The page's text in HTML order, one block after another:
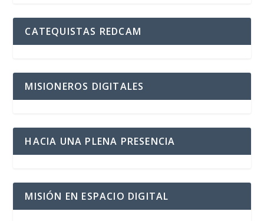
CATEQUISTAS REDCAM
MISIONEROS DIGITALES
HACIA UNA PLENA PRESENCIA
MISIÓN EN ESPACIO DIGITAL